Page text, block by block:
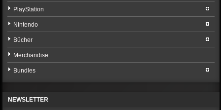
PlayStation
Nintendo
Bücher
Merchandise
Bundles
NEWSLETTER